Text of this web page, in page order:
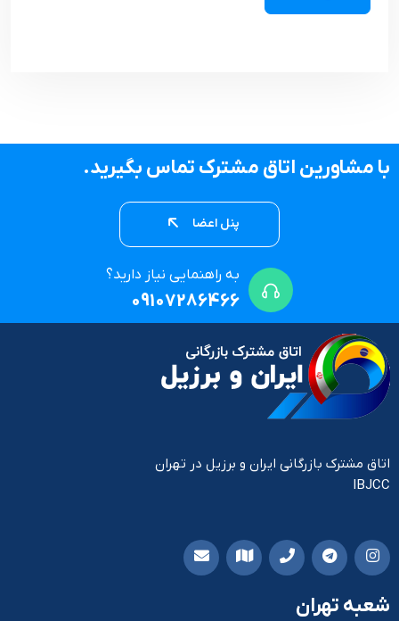
با مشاورین اتاق مشترک تماس بگیرید.
پنل اعضا
به راهنمایی نیاز دارید؟
09107286466
اتاق مشترک بازرگانی ایران و برزیل در تهران
IBJCC
شعبه تهران